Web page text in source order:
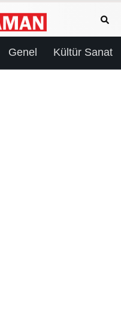
Genel Kültür Sanat